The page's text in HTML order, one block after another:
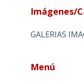
Imágenes/
GALERIAS
Menú